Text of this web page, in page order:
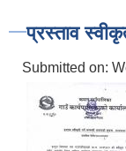
प्रस्ताव
Submitted on: